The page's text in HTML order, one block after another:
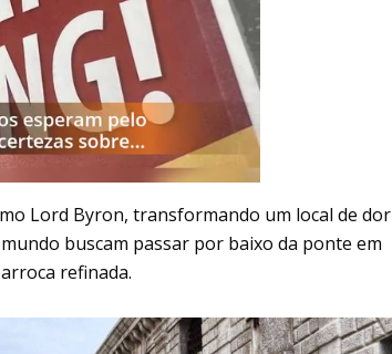
Lord Byron, transformando um local de dor
buscam passar por baixo da ponte em
refinada.